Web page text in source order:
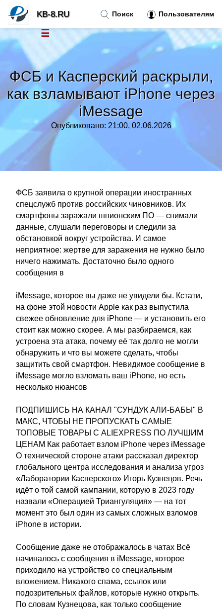
ФСБ и Касперский раскрыли,
как взламывают iPhone через
iMessage
Опубликовано: 21:00, 02.06.2026
ФСБ заявила о крупной операции иностранных
спецслужб против российских чиновников. Их
смартфоны заражали шпионским ПО — снимали
данные, слушали переговоры и следили за
обстановкой вокруг устройства. И самое
неприятное: жертве для заражения не нужно было
ничего нажимать. Достаточно было одного
сообщения в
iMessage, которое вы даже не увидели бы. Кстати,
на фоне этой новости Apple как раз выпустила
свежее обновление для iPhone — и установить его
стоит как можно скорее. А мы разбираемся, как
устроена эта атака, почему её так долго не могли
обнаружить и что вы можете сделать, чтобы
защитить свой смартфон. Невидимое сообщение в
iMessage могло взломать ваш iPhone, но есть
несколько нюансов
ПОДПИШИСЬ НА КАНАЛ "СУНДУК АЛИ-БАБЫ" В
МАКС, ЧТОБЫ НЕ ПРОПУСКАТЬ САМЫЕ
ТОПОВЫЕ ТОВАРЫ С ALIEXPRESS ПО ЛУЧШИМ
ЦЕНАМ Как работает взлом iPhone через iMessage
О технической стороне атаки рассказал директор
глобального центра исследования и анализа угроз
«Лаборатории Касперского» Игорь Кузнецов. Речь
идёт о той самой кампании, которую в 2023 году
назвали «Операцией Триангуляция» — на тот
момент это был один из самых сложных взломов
iPhone в истории.
Сообщение даже не отображалось в чатах Всё
начиналось с сообщения в iMessage, которое
приходило на устройство со специальным
вложением. Никакого спама, ссылок или
подозрительных файлов, которые нужно открыть.
По словам Кузнецова, как только сообщение
Поиск Пользователям
KB-8.RU
☰
Новости
Тренды новостей»
»
Правила »
Контакт»